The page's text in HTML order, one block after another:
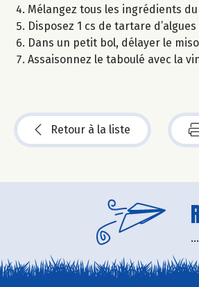
Mélangez tous les ingrédients
Disposez 1 cs de tartare
Dans un petit bol, délayer le
Assaisonnez le taboulé avec la
Retour à la liste